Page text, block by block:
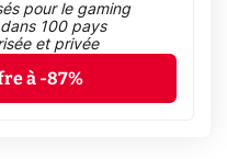
pour le gaming
100 pays
et privée
à -87%